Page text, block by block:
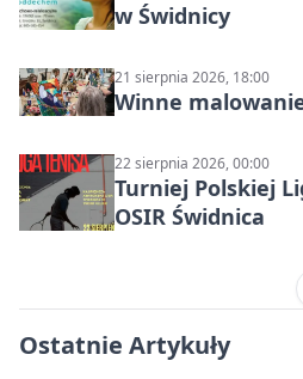
w Świdnicy
21 sierpnia 2026, 18:00
Winne
22 sierpnia 2026, 00:00
Turniej Polskiej
OSIR Świdnica
Ostatnie Artykuły